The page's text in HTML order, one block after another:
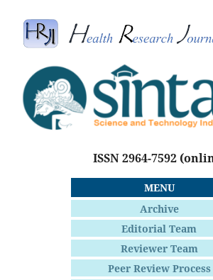
ISSN 2964-7592
MENU
Archive
Editorial Team
Reviewer Team
Peer Review Process